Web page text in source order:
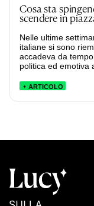
Cosa sta
scendere in
Nelle ultime
italiane si sono
accadeva da
politica ed emotiva
ARTICOLO